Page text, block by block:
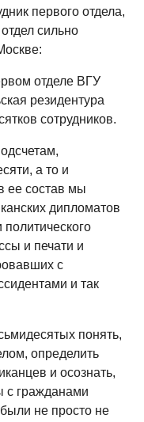
первого отдела,
сильно
отделе ВГУ
резидентура
сотрудников.
а то и
ее состав мы
дипломатов
политического
и печати и
с
и так
понять,
определить
и осознать,
с гражданами
не просто не